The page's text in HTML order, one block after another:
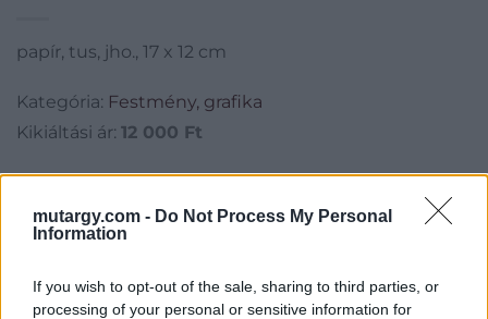
mutargy.com - Do Not Process My Personal
Information
If you wish to opt-out of the sale, sharing to third parties, or
processing of your personal or sensitive information for
papír, tus, jho., 17 x 12 cm
Kategória: Festmény, grafika
Kikiáltási ár: 12 000 Ft
Aukció neve:180.aukció - festmény, grafika, műtárgy
Aukció ideje: 18:00